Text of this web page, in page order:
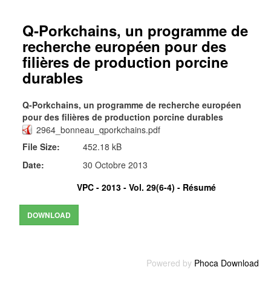
Q‐Porkchains, un programme de
recherche européen pour des
filières de production porcine
durables
Q‐Porkchains, un programme de recherche européen
pour des filières de production porcine durables
2964_bonneau_qporkchains.pdf
File Size:
452.18 kB
Date:
30 Octobre 2013
VPC - 2013 - Vol. 29(6-4) - Résumé
Powered by Phoca Download